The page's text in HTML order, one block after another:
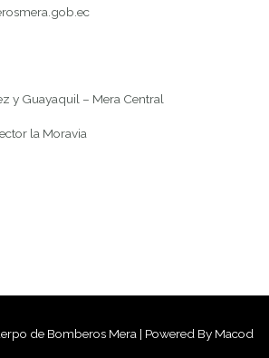
y Guayaquil – Mera Central
la Moravia
de Bomberos Mera | Powered By Macod